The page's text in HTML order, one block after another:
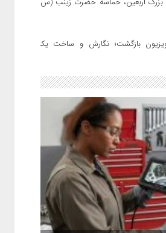
بازگشت؛ نگارش و ساخت یک